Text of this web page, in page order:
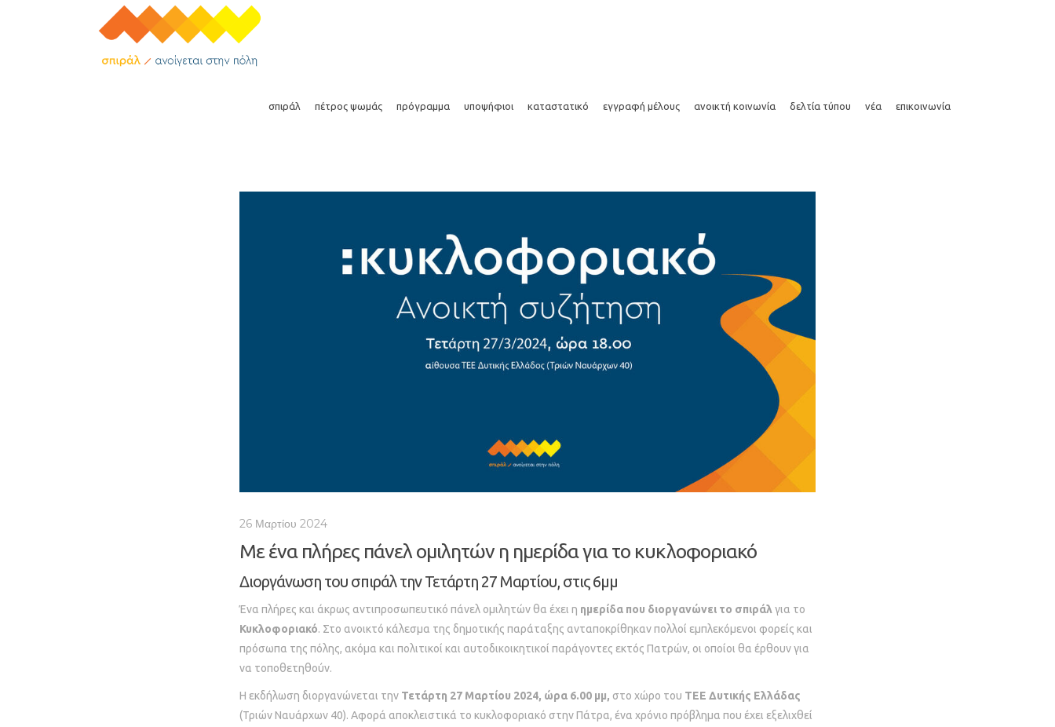
σπιράλ πέτρος ψωμάς πρόγραμμα υποψήφιοι καταστατικό εγγραφή μέλους ανοικτή κοινωνία δελτία τύπου νέα επικοινωνία
26 Μαρτίου 2024
Με ένα πλήρες πάνελ ομιλητών η ημερίδα για το κυκλοφοριακό
Διοργάνωση του σπιράλ την Τετάρτη 27 Μαρτίου, στις 6μμ
Ένα πλήρες και άκρως αντιπροσωπευτικό πάνελ ομιλητών θα έχει η ημερίδα που διοργανώνει το σπιράλ για το
Κυκλοφοριακό. Στο ανοικτό κάλεσμα της δημοτικής παράταξης ανταποκρίθηκαν πολλοί εμπλεκόμενοι φορείς και
πρόσωπα της πόλης, ακόμα και πολιτικοί και αυτοδικοικητικοί παράγοντες εκτός Πατρών, οι οποίοι θα έρθουν για
να τοποθετηθούν.
Η εκδήλωση διοργανώνεται την Τετάρτη 27 Μαρτίου 2024, ώρα 6.00 μμ, στο χώρο του ΤΕΕ Δυτικής Ελλάδας
(Τριών Ναυάρχων 40). Αφορά αποκλειστικά το κυκλοφοριακό στην Πάτρα, ένα χρόνιο πρόβλημα που έχει εξελιχθεί